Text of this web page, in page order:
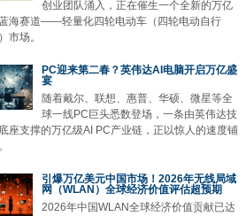
创业团队涌入，正在催生一个全新的万亿
海赛道——轻量化四轮电动车（四轮电动自行
市场。
PC迎来第二春？英伟达AI电脑开启万亿盛
宴
随着戴尔、联想、惠普、华硕、微星等全
球一线PC巨头悉数登场，一条由英伟达技
座支撑的万亿级AI PC产业链，正以惊人的速度铺
引爆万亿美元中国市场！2026年无线局域
网（WLAN）全球经济价值评估超预期
2026年中国WLAN全球经济价值贡献已达